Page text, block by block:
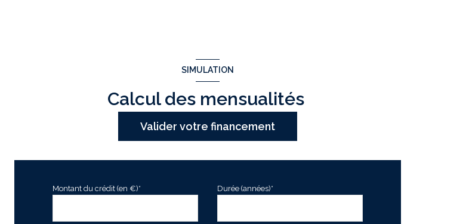
SIMULATION
Calcul des mensualités
Valider votre financement
Montant du crédit (en €)* Durée (années)*